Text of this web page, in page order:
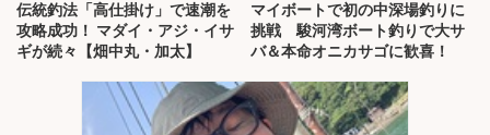
伝統釣法「高仕掛け」で速潮を
攻略成功！ マダイ・アジ・イサ
ギが続々【畑中丸・加太】
マイボートで初の中深場釣りに
挑戦 駿河湾ボート釣りで大サ
バ＆本命オニカサゴに歓喜！